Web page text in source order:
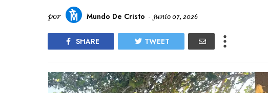
por Mundo De Cristo - junio 07, 2026
SHARE TWEET